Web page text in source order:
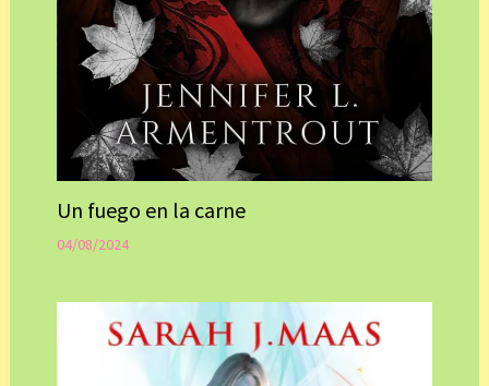
Un fuego en la carne
04/08/2024